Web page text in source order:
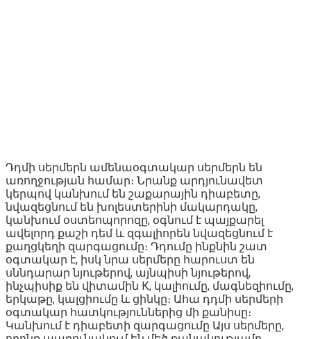
Դդմի սերմերն ամենաօգտակար սերմերն են
առողջության համար։ Նրանք արդյունավետ
կերպով կանխում են շաքարային դիաբետը,
նվազեցնում են խոլեստերինի մակարդակը,
կանխում օստեոպորոզը, օգնում է պայքարել
ավելորդ քաշի դեմ և զգալիորեն նվազեցնում է
քաղցկեղի զարգացումը։ Դդումը ինքնին շատ
օգտակար է, իսկ նրա սերմերը հարուստ են
սննդարար նյութերով, այնպիսի նյութերով,
ինչպիսիք են վիտամին К, կալիումը, մագնեզիումը,
երկաթը, կալցիումը և ցինկը։ Ահա դդմի սերմերի
օգտակար հատկություններից մի քանիսը։
Կանխում է դիաբետի զարգացումը Այս սերմերը,